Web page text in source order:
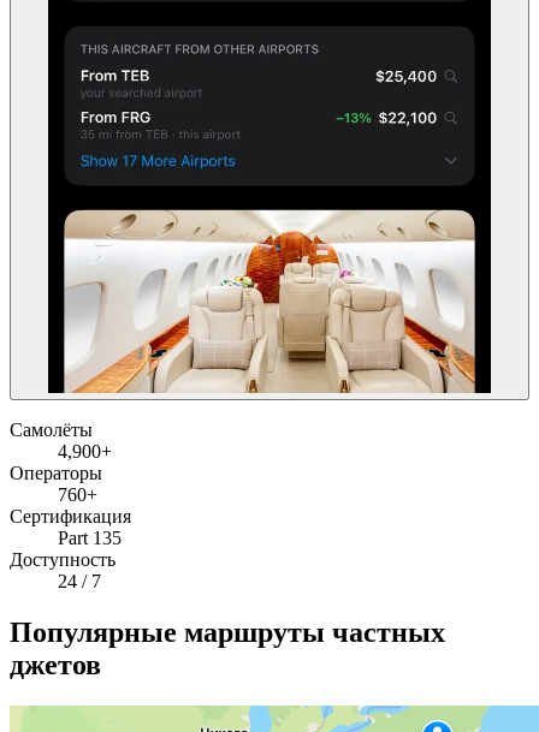
Самолёты
4,900+
Операторы
760+
Сертификация
Part 135
Доступность
24 / 7
Популярные маршруты частных
джетов